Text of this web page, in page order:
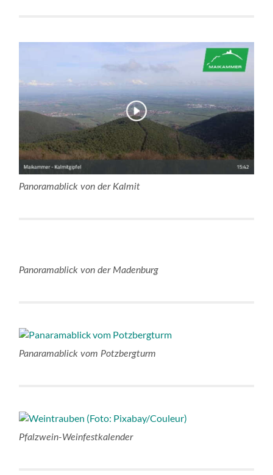
Panoramablick von der Kalmit
Panoramablick von der Madenburg
Panaramablick vom Potzbergturm
Pfalzwein-Weinfestkalender